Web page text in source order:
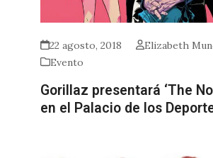
22 agosto, 2018
Elizabeth
Evento
Gorillaz presentará ‘The
en el Palacio de los